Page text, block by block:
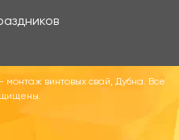
винтовых свай, Дубна. Все